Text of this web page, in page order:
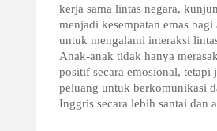
kerja sama lintas negara,
menjadi kesempatan emas bagi
untuk mengalami interaksi
Anak-anak tidak hanya
positif secara emosional, tetapi
peluang untuk berkomunikasi
Inggris secara lebih santai dan